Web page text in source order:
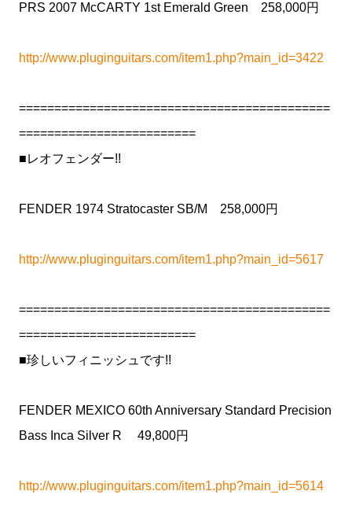
PRS 2007 McCARTY 1st Emerald Green 258,000円
http://www.pluginguitars.com/item1.php?main_id=3422
============================================
=========================
■レオフェンダー!!
FENDER 1974 Stratocaster SB/M 258,000円
http://www.pluginguitars.com/item1.php?main_id=5617
============================================
=========================
■珍しいフィニッシュです!!
FENDER MEXICO 60th Anniversary Standard Precision
Bass Inca Silver R 49,800円
http://www.pluginguitars.com/item1.php?main_id=5614